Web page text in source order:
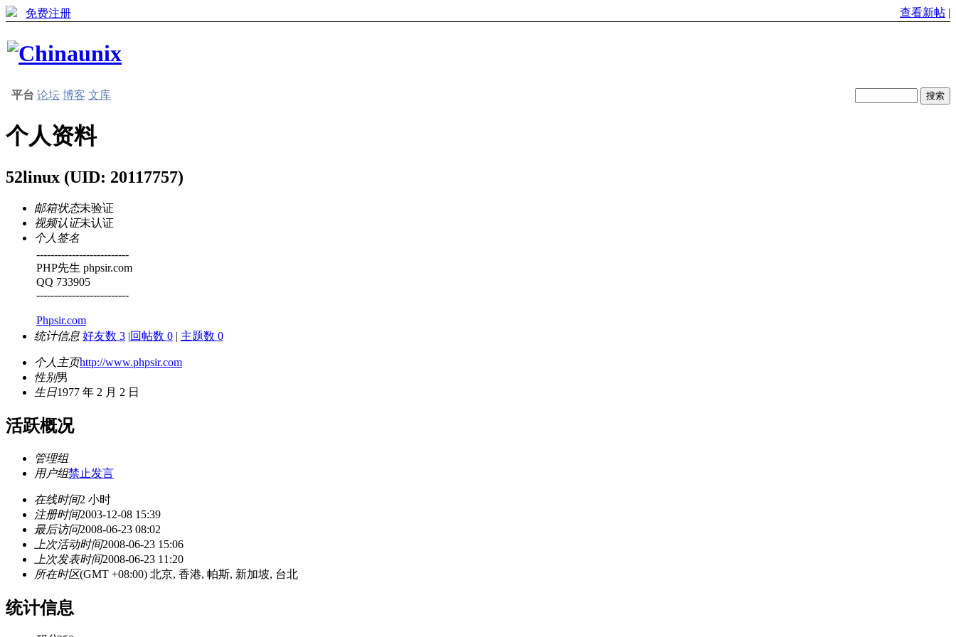
免费注册 查看新帖 |
平台 论坛 博客 文库
个人资料
52linux (UID: 20117757)
邮箱状态未验证
视频认证未认证
个人签名
--------------------------
PHP先生 phpsir.com
QQ 733905
--------------------------
Phpsir.com
统计信息 好友数 3 |回帖数 0 | 主题数 0
个人主页http://www.phpsir.com
性别男
生日1977 年 2 月 2 日
活跃概况
管理组
用户组禁止发言
在线时间2 小时
注册时间2003-12-08 15:39
最后访问2008-06-23 08:02
上次活动时间2008-06-23 15:06
上次发表时间2008-06-23 11:20
所在时区(GMT +08:00) 北京, 香港, 帕斯, 新加坡, 台北
统计信息